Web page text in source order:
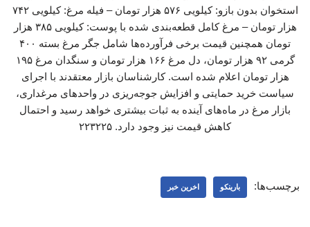
استخوان بدون بازو: کیلویی ۵۷۶ هزار تومان – فیله مرغ: کیلویی ۷۴۲
هزار تومان – مرغ کامل قطعه‌بندی شده با پوست: کیلویی ۳۸۵ هزار
تومان همچنین قیمت برخی فرآورده‌ها شامل جگر مرغ بسته ۴۰۰
گرمی ۹۲ هزار تومان، دل مرغ ۱۶۶ هزار تومان و سنگدان مرغ ۱۹۵
هزار تومان اعلام شده است. کارشناسان بازار معتقدند با اجرای
سیاست خرید حمایتی و افزایش جوجه‌ریزی در واحدهای مرغداری،
بازار مرغ در ماه‌های آینده به ثبات بیشتری خواهد رسید و احتمال
کاهش قیمت نیز وجود دارد. ۲۲۳۲۲۵
برچسب‌ها: بارینکو اخرین خبر